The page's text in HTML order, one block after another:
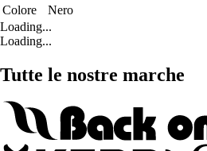
Colore
Nero
Loading...
Loading...
Tutte le nostre marche